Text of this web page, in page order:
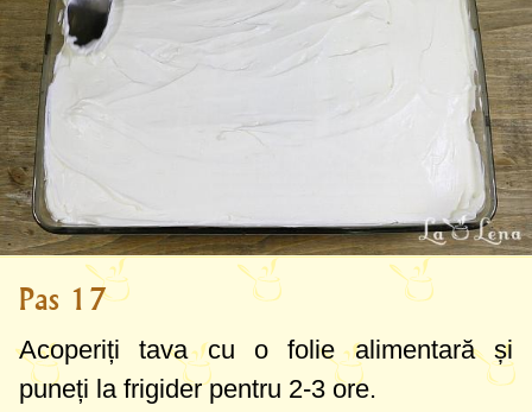
Pas 17
Acoperiți tava cu o folie alimentară și
puneți la frigider pentru 2-3 ore.